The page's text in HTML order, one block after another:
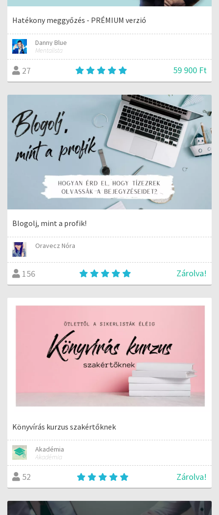
Hatékony meggyőzés - PRÉMIUM verzió
Danny Blue
Mentalista
27 59 900 Ft
Blogolj, mint a profik!
Oravecz Nóra
156 Zárolva!
Könyvírás kurzus szakértőknek
Akadémia
Akadémia
52 Zárolva!